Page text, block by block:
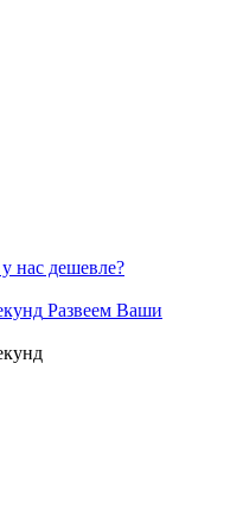
нас дешевле?
Развеем Ваши